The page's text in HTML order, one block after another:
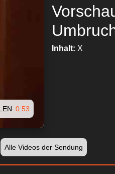
0:53
Inhalt: X
Alle Videos der Sendung